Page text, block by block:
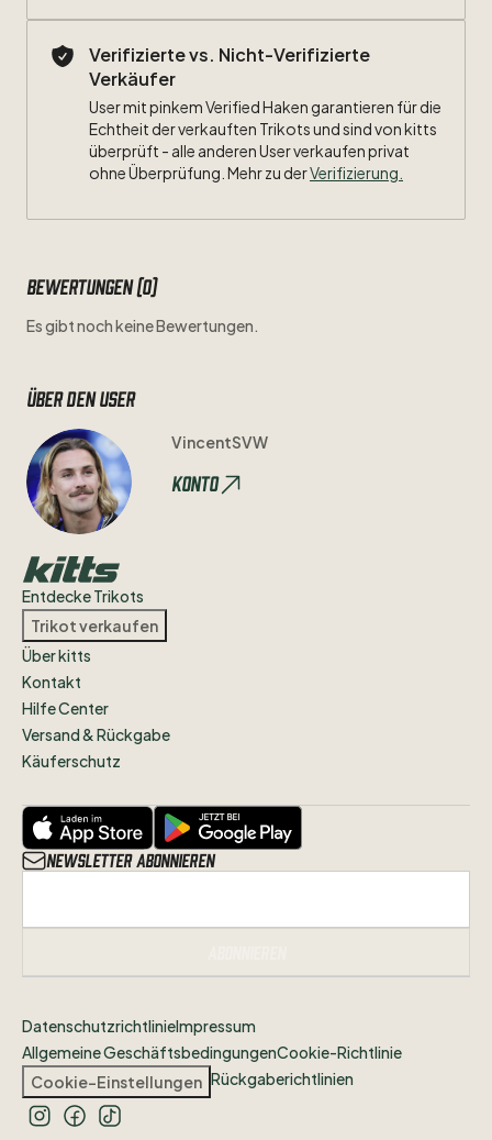
Verifizierte vs. Nicht-Verifizierte
Verkäufer
User mit pinkem Verified Haken garantieren für die
Echtheit der verkauften Trikots und sind von kitts
überprüft - alle anderen User verkaufen privat
ohne Überprüfung. Mehr zu derVerifizierung.
Bewertungen (0)
Es gibt noch keine Bewertungen.
Über den user
VincentSVW
Konto
Entdecke Trikots
Trikot verkaufen
Über kitts
Kontakt
Hilfe Center
Versand & Rückgabe
Käuferschutz
Newsletter abonnieren
DatenschutzrichtlinieImpressum
Allgemeine GeschäftsbedingungenCookie-Richtlinie
Cookie-Einstellungen Rückgaberichtlinien